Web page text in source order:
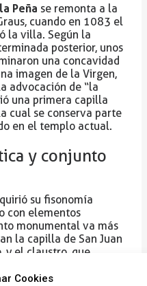
Cookies
Peña se remonta a la
cuando en 1083 el
la villa. Según la
posterior, unos
una concavidad
imagen de la Virgen,
advocación de “la
una primera capilla
cual se conserva parte
en el templo actual.
y conjunto
su fisonomía
con elementos
monumental va más
la capilla de San Juan
y el claustro, que